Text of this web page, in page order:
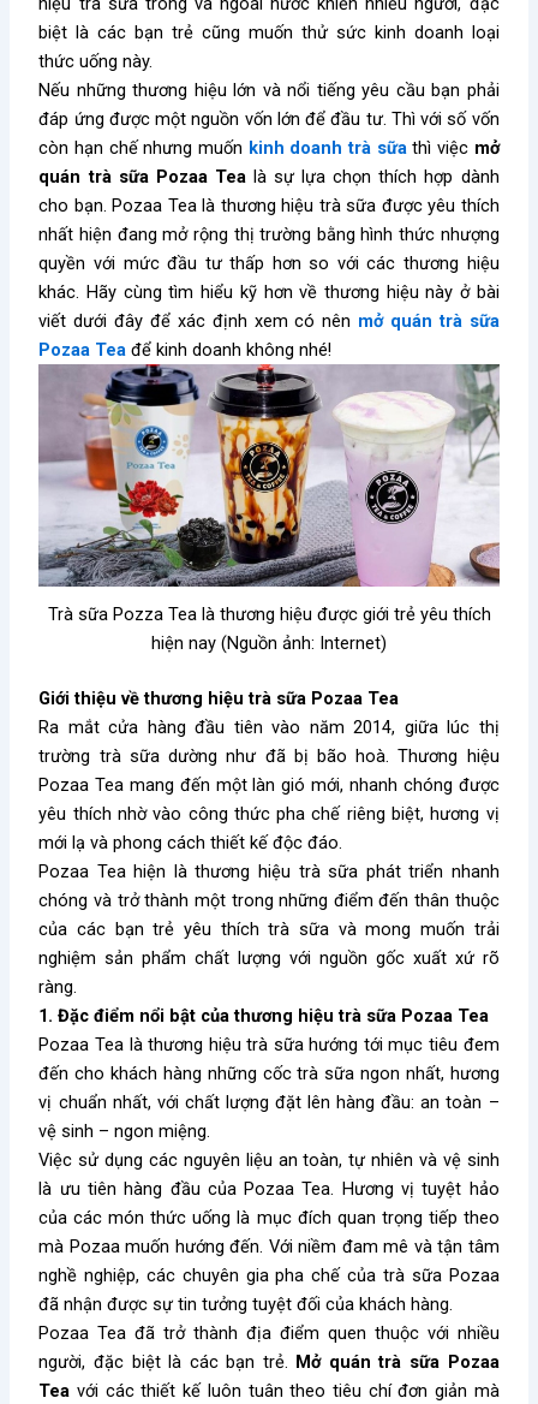
biệt là các bạn trẻ cũng muốn thử sức kinh doanh loại
thức uống này.
Nếu những thương hiệu lớn và nổi tiếng yêu cầu bạn phải
đáp ứng được một nguồn vốn lớn để đầu tư. Thì với số vốn
còn hạn chế nhưng muốn kinh doanh trà sữathì việc mở
quán trà sữa Pozaa Tealà sự lựa chọn thích hợp dành
cho bạn. Pozaa Tea là thương hiệu trà sữa được yêu thích
nhất hiện đang mở rộng thị trường bằng hình thức nhượng
quyền với mức đầu tư thấp hơn so với các thương hiệu
khác. Hãy cùng tìm hiểu kỹ hơn về thương hiệu này ở bài
viết dưới đây để xác định xem có nên mở quán trà sữa
Pozaa Tea để kinh doanh không nhé!
Trà sữa Pozza Tea là thương hiệu được giới trẻ yêu thích
hiện nay (Nguồn ảnh: Internet)
Giới thiệu về thương hiệu trà sữa Pozaa Tea
Ra mắt cửa hàng đầu tiên vào năm 2014, giữa lúc thị
trường trà sữa dường như đã bị bão hoà. Thương hiệu
Pozaa Tea mang đến một làn gió mới, nhanh chóng được
yêu thích nhờ vào công thức pha chế riêng biệt, hương vị
mới lạ và phong cách thiết kế độc đáo.
Pozaa Tea hiện là thương hiệu trà sữa phát triển nhanh
chóng và trở thành một trong những điểm đến thân thuộc
của các bạn trẻ yêu thích trà sữa và mong muốn trải
nghiệm sản phẩm chất lượng với nguồn gốc xuất xứ rõ
ràng.
1. Đặc điểm nổi bật của thương hiệu trà sữa Pozaa Tea
Pozaa Tea là thương hiệu trà sữa hướng tới mục tiêu đem
đến cho khách hàng những cốc trà sữa ngon nhất, hương
vị chuẩn nhất, với chất lượng đặt lên hàng đầu: an toàn –
vệ sinh – ngon miệng.
Việc sử dụng các nguyên liệu an toàn, tự nhiên và vệ sinh
là ưu tiên hàng đầu của Pozaa Tea. Hương vị tuyệt hảo
của các món thức uống là mục đích quan trọng tiếp theo
mà Pozaa muốn hướng đến. Với niềm đam mê và tận tâm
nghề nghiệp, các chuyên gia pha chế của trà sữa Pozaa
đã nhận được sự tin tưởng tuyệt đối của khách hàng.
Pozaa Tea đã trở thành địa điểm quen thuộc với nhiều
người, đặc biệt là các bạn trẻ. Mở quán trà sữa Pozaa
Teavới các thiết kế luôn tuân theo tiêu chí đơn giản mà